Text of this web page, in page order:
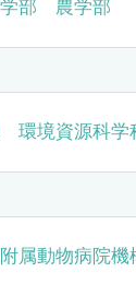
部 農学部
環境資源科学
属動物病院機